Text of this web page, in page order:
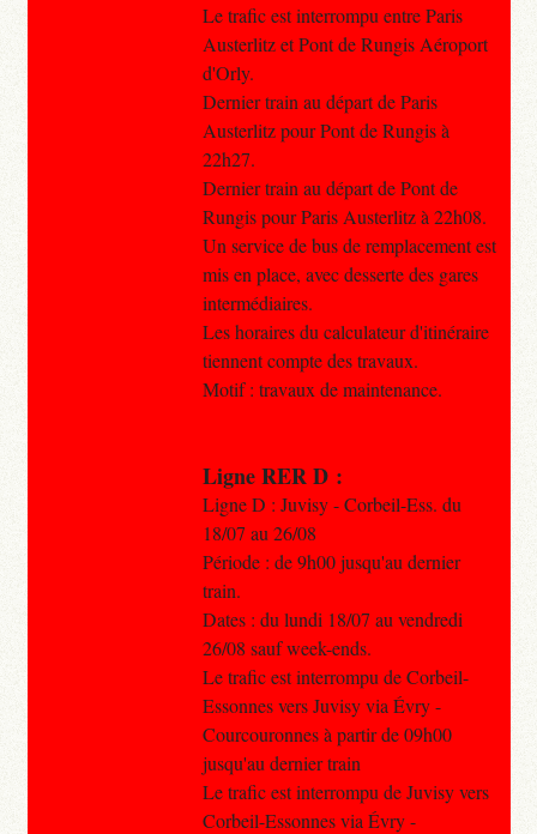
Le trafic est interrompu entre Paris
Austerlitz et Pont de Rungis Aéroport
d'Orly.
Dernier train au départ de Paris
Austerlitz pour Pont de Rungis à
22h27.
Dernier train au départ de Pont de
Rungis pour Paris Austerlitz à 22h08.
Un service de bus de remplacement est
mis en place, avec desserte des gares
intermédiaires.
Les horaires du calculateur d'itinéraire
tiennent compte des travaux.
Motif : travaux de maintenance.
Ligne RER D :
Ligne D : Juvisy - Corbeil-Ess. du
18/07 au 26/08
Période : de 9h00 jusqu'au dernier
train.
Dates : du lundi 18/07 au vendredi
26/08 sauf week-ends.
Le trafic est interrompu de Corbeil-
Essonnes vers Juvisy via Évry -
Courcouronnes à partir de 09h00
jusqu'au dernier train
Le trafic est interrompu de Juvisy vers
Corbeil-Essonnes via Évry -